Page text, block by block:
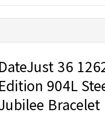
Bracelet